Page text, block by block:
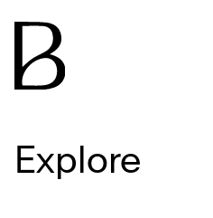
Explore